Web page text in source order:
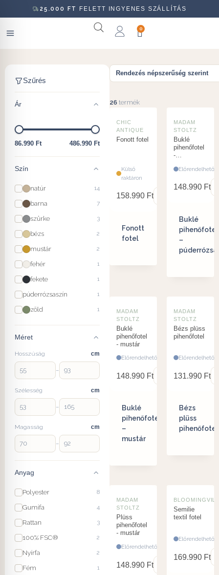
25.000 FT FELETT INGYENES SZÁLLÍTÁS
0
Szűrés
Ár
86.990 Ft 486.990 Ft
Szín
natúr 14
barna 7
szürke 3
bézs 2
mustár 2
fehér 1
fekete 1
púderrózsaszín 1
zöld 1
Méret
Hosszúság cm
–
Szélesség cm
–
Magasság cm
–
Anyag
Polyester 8
Gumifa 4
Rattan 3
100% FSC® 2
Nyírfa 2
Fém 1
26 termék
CHIC
ANTIQUE
Fonott fotel
Külső
raktáron
158.990 Ft
Fonott
fotel
MADAM
STOLTZ
Buklé
pihenőfotel
-
Előrendelhető
148.990 Ft
Buklé
pihenőfotel
–
MADAM
STOLTZ
Buklé
pihenőfotel
- mustár
Előrendelhető
148.990 Ft
Buklé
pihenőfotel
–
mustár
MADAM
STOLTZ
Bézs plüss
pihenőfotel
Előrendelhető
131.990 Ft
Bézs
plüss
pihenőfotel
MADAM
STOLTZ
Plüss
pihenőfotel
- mustár
Előrendelhető
148.990 Ft
Semilie
textil fotel
Előrendelhető
169.990 Ft